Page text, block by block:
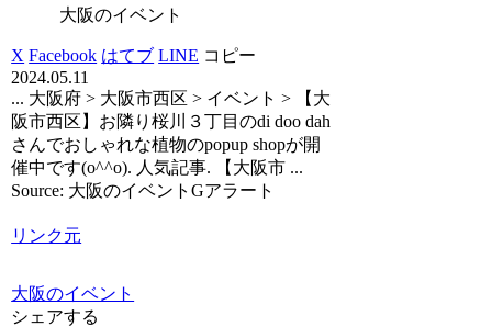
大阪のイベント
X Facebook はてブ LINE コピー
2024.05.11
... 大阪府 > 大阪市西区 > イベント > 【大
阪市西区】お隣り桜川３丁目のdi doo dah
さんでおしゃれな植物のpopup shopが開
催中です(o^^o). 人気記事. 【大阪市 ...
Source: 大阪のイベントGアラート
リンク元
大阪のイベント
シェアする